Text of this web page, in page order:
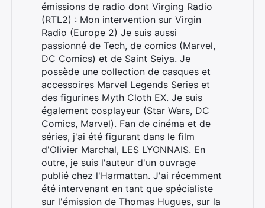
émissions de radio dont Virging Radio
(RTL2) : Mon intervention sur Virgin
Radio (Europe 2) Je suis aussi
passionné de Tech, de comics (Marvel,
DC Comics) et de Saint Seiya. Je
possède une collection de casques et
accessoires Marvel Legends Series et
des figurines Myth Cloth EX. Je suis
également cosplayeur (Star Wars, DC
Comics, Marvel). Fan de cinéma et de
séries, j'ai été figurant dans le film
d'Olivier Marchal, LES LYONNAIS. En
outre, je suis l'auteur d'un ouvrage
publié chez l'Harmattan. J'ai récemment
été intervenant en tant que spécialiste
sur l'émission de Thomas Hugues, sur la